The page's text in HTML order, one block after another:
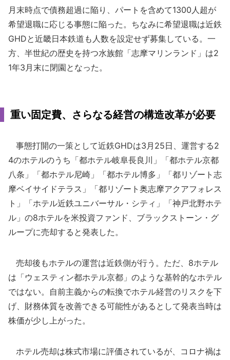
月末時点で債務超過に陥り、パートを含めて1300人超が
希望退職に応じる事態に陥った。ちなみに希望退職は近鉄
GHDと近畿日本鉄道も人数を設定せず募集している。一
方、半世紀の歴史を持つ水族館「志摩マリンランド」は2
1年3月末に閉園となった。
重い固定費、さらなる経営の構造改革が必要
事態打開の一策として近鉄GHDは3月25日、運営する2
4のホテルのうち「都ホテル岐阜長良川」「都ホテル京都
八条」「都ホテル尼崎」「都ホテル博多」「都リゾート志
摩ベイサイドテラス」「都リゾート奥志摩アクアフォレス
ト」「ホテル近鉄ユニバーサル・シティ」「神戸北野ホテ
ル」の8ホテルを米投資ファンド、ブラックストーン・グ
ループに売却すると発表した。
売却後もホテルの運営は近鉄側が行う。ただ、8ホテル
は「ウェスティン都ホテル京都」のような基幹的なホテル
ではない。自前主義からの転換でホテル経営のリスクを下
げ、財務体質を改善できる可能性があるとして発表当時は
株価が少し上がった。
ホテル売却は株式市場に評価されているが、コロナ禍は